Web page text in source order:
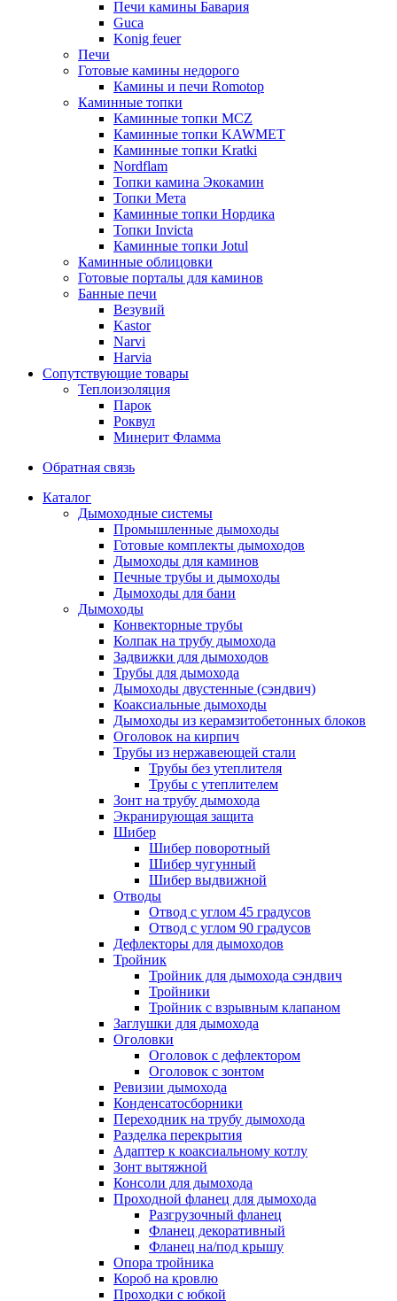
Печи камины Бавария
Guca
Konig feuer
Печи
Готовые камины недорого
Камины и печи Romotop
Каминные топки
Каминные топки MCZ
Каминные топки KAWMET
Каминные топки Kratki
Nordflam
Топки камина Экокамин
Топки Мета
Каминные топки Нордика
Топки Invicta
Каминные топки Jotul
Каминные облицовки
Готовые порталы для каминов
Банные печи
Везувий
Kastor
Narvi
Harvia
Сопутствующие товары
Теплоизоляция
Парок
Роквул
Минерит Фламма
Обратная связь
Каталог
Дымоходные системы
Промышленные дымоходы
Готовые комплекты дымоходов
Дымоходы для каминов
Печные трубы и дымоходы
Дымоходы для бани
Дымоходы
Конвекторные трубы
Колпак на трубу дымохода
Задвижки для дымоходов
Трубы для дымохода
Дымоходы двустенные (сэндвич)
Коаксиальные дымоходы
Дымоходы из керамзитобетонных блоков
Оголовок на кирпич
Трубы из нержавеющей стали
Трубы без утеплителя
Трубы с утеплителем
Зонт на трубу дымохода
Экранирующая защита
Шибер
Шибер поворотный
Шибер чугунный
Шибер выдвижной
Отводы
Отвод с углом 45 градусов
Отвод с углом 90 градусов
Дефлекторы для дымоходов
Тройник
Тройник для дымохода сэндвич
Тройники
Тройник с взрывным клапаном
Заглушки для дымохода
Оголовки
Оголовок с дефлектором
Оголовок с зонтом
Ревизии дымохода
Конденсатосборники
Переходник на трубу дымохода
Разделка перекрытия
Адаптер к коаксиальному котлу
Зонт вытяжной
Консоли для дымохода
Проходной фланец для дымохода
Разгрузочный фланец
Фланец декоративный
Фланец на/под крышу
Опора тройника
Короб на кровлю
Проходки с юбкой